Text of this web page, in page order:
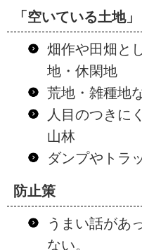
「空いている土地
畑作や田畑と
地・休閑地
荒地・雑種地
人目のつきに
山林
ダンプやトラ
防止策
うまい話があ
ない。